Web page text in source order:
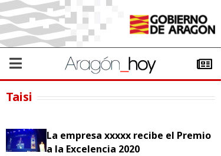
Taisi
La empresa xxxxx recibe el Premio
a la Excelencia 2020